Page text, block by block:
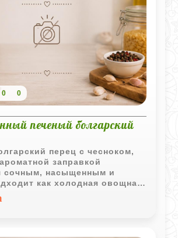
0 0
печеный болгарский
перец с чесноком,
заправкой
сочным, насыщенным и
как холодная овощная